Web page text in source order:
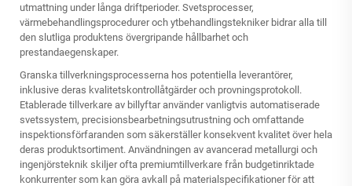
utmattning under långa driftperioder. Svetsprocesser,
värmebehandlingsprocedurer och ytbehandlingstekniker bidrar alla till
den slutliga produktens övergripande hållbarhet och
prestandaegenskaper.
Granska tillverkningsprocesserna hos potentiella leverantörer,
inklusive deras kvalitetskontrollåtgärder och provningsprotokoll.
Etablerade tillverkare av billyftar använder vanligtvis automatiserade
svetssystem, precisionsbearbetningsutrustning och omfattande
inspektionsförfaranden som säkerställer konsekvent kvalitet över hela
deras produktsortiment. Användningen av avancerad metallurgi och
ingenjörsteknik skiljer ofta premiumtillverkare från budgetinriktade
konkurrenter som kan göra avkall på materialspecifikationer för att